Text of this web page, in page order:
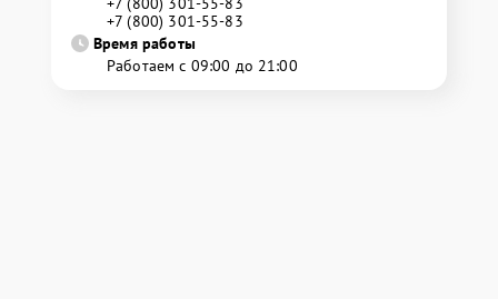
+7 (800) 301-55-83
Время работы
Работаем с 09:00 до 21:00